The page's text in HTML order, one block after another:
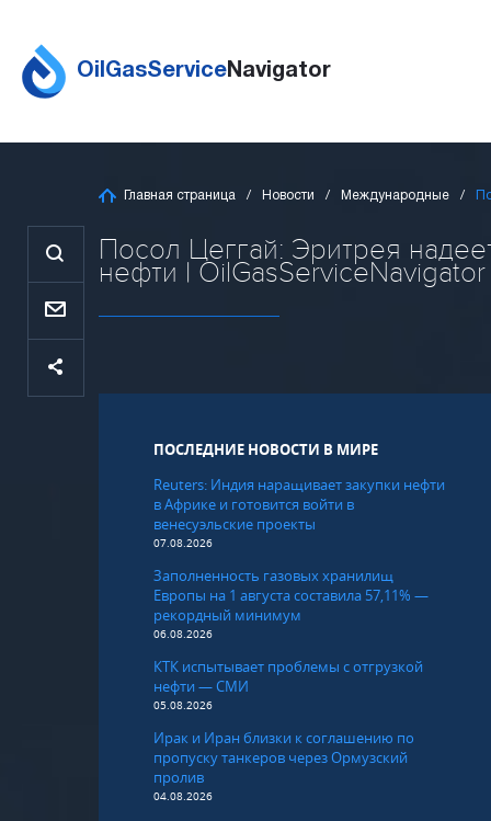
OilGasServiceNavigator
Главная страница Новости Международные
Посол Цеггай: Эритрея
нефти | OilGasServiceNavigator
ПОСЛЕДНИЕ НОВОСТИ В МИРЕ
Reuters: Индия наращивает закупки нефти
в Африке и готовится войти в
венесуэльские проекты
07.08.2026
Заполненность газовых хранилищ
Европы на 1 августа составила 57,11% —
рекордный минимум
06.08.2026
КТК испытывает проблемы с отгрузкой
нефти — СМИ
05.08.2026
Ирак и Иран близки к соглашению по
пропуску танкеров через Ормузский
пролив
04.08.2026